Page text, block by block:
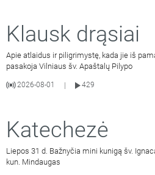
Klausk drąsiai
Apie atlaidus ir piligrimystę, kada jie iš
pasakoja Vilniaus šv. Apaštalų Pilypo
2026-08-01
429
Katechezė
Liepos 31 d. Bažnyčia mini kunigą šv.
kun. Mindaugas